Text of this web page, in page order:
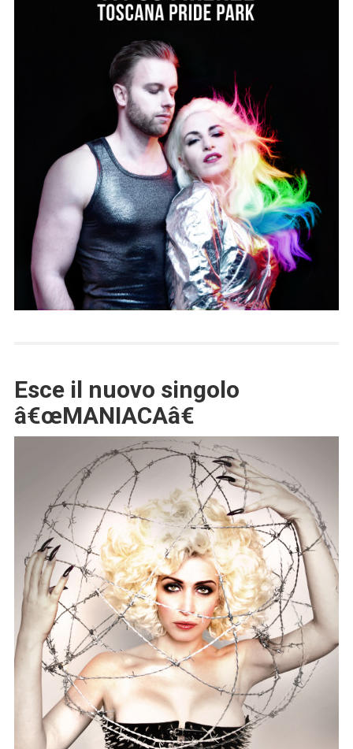
Esce il nuovo singolo
â€œMANIACAâ€